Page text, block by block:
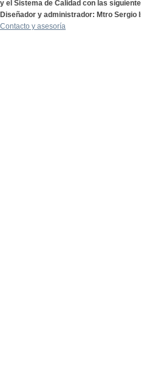
y el Sistema de Calidad con las
Diseñador y administrador: Mtro Sergio
Contacto y asesoría